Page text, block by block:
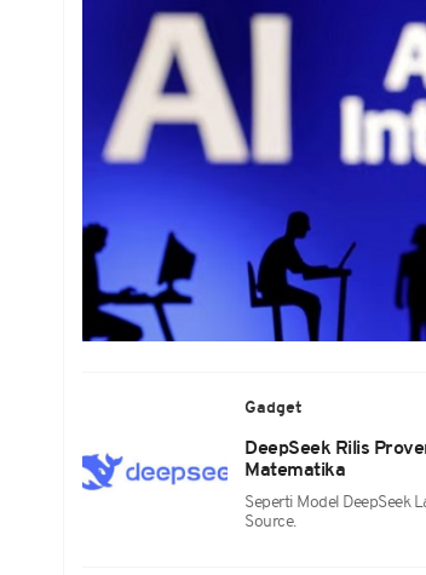
Gadget
DeepSeek Rilis
Matematika
Seperti Model DeepSeek
Source.